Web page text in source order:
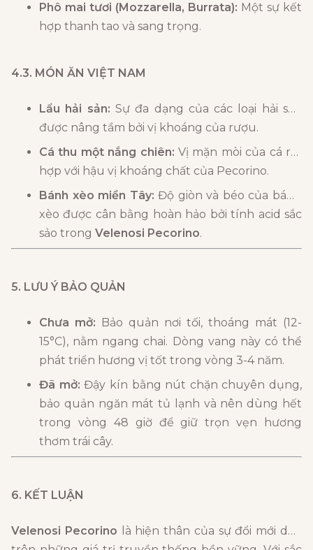
Phô mai tươi (Mozzarella, Burrata): Một sự kết
hợp thanh tao và sang trọng.
4.3. MÓN ĂN VIỆT NAM
Lẩu hải sản: Sự đa dạng của các loại hải sản
được nâng tầm bởi vị khoáng của rượu.
Cá thu một nắng chiên: Vị mặn mòi của cá rất
hợp với hậu vị khoáng chất của Pecorino.
Bánh xèo miền Tây: Độ giòn và béo của bánh
xèo được cân bằng hoàn hảo bởi tính acid sắc
sảo trong Velenosi Pecorino.
5. LƯU Ý BẢO QUẢN
Chưa mở: Bảo quản nơi tối, thoáng mát (12-
15°C), nằm ngang chai. Dòng vang này có thể
phát triển hương vị tốt trong vòng 3-4 năm.
Đã mở: Đậy kín bằng nút chặn chuyên dụng,
bảo quản ngăn mát tủ lạnh và nên dùng hết
trong vòng 48 giờ để giữ trọn vẹn hương
thơm trái cây.
6. KẾT LUẬN
Velenosi Pecorino là hiện thân của sự đổi mới dựa